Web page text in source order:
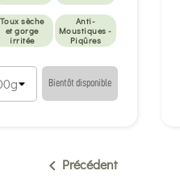
Toux sèche
et gorge
irritée
Anti-
Moustiques -
Piqûres
Bientôt disponible
 Précédent